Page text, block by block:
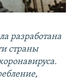
разработана
страны